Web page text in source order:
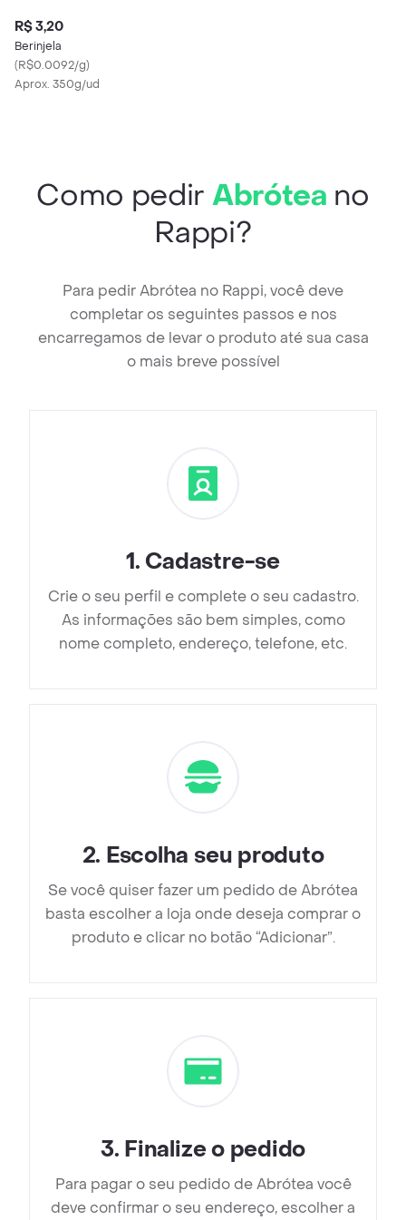
R$ 3,20
Berinjela
(R$0.0092/g)
Aprox. 350g/ud
Como pedir Abrótea no
Rappi?
Para pedir Abrótea no Rappi, você deve
completar os seguintes passos e nos
encarregamos de levar o produto até sua casa
o mais breve possível
1. Cadastre-se
Crie o seu perfil e complete o seu cadastro.
As informações são bem simples, como
nome completo, endereço, telefone, etc.
2. Escolha seu produto
Se você quiser fazer um pedido de Abrótea
basta escolher a loja onde deseja comprar o
produto e clicar no botão “Adicionar”.
3. Finalize o pedido
Para pagar o seu pedido de Abrótea você
deve confirmar o seu endereço, escolher a